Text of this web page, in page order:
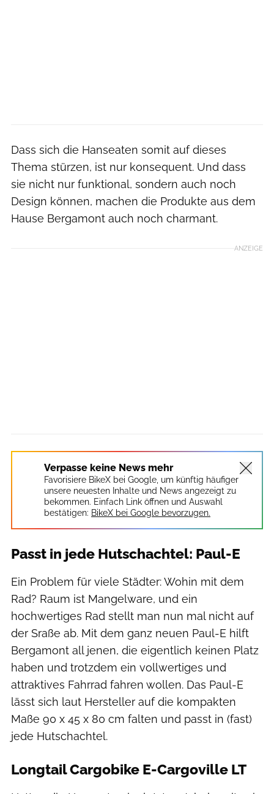
Dass sich die Hanseaten somit auf dieses
Thema stürzen, ist nur konsequent. Und dass
sie nicht nur funktional, sondern auch noch
Design können, machen die Produkte aus dem
Hause Bergamont auch noch charmant.
ANZEIGE
Verpasse keine News mehr
Favorisiere BikeX bei Google, um künftig häufiger
unsere neuesten Inhalte und News angezeigt zu
bekommen. Einfach Link öffnen und Auswahl
bestätigen: BikeX bei Google bevorzugen.
Passt in jede Hutschachtel: Paul-E
Ein Problem für viele Städter: Wohin mit dem
Rad? Raum ist Mangelware, und ein
hochwertiges Rad stellt man nun mal nicht auf
der Sraße ab. Mit dem ganz neuen Paul-E hilft
Bergamont all jenen, die eigentlich keinen Platz
haben und trotzdem ein vollwertiges und
attraktives Fahrrad fahren wollen. Das Paul-E
lässt sich laut Hersteller auf die kompakten
Maße 90 x 45 x 80 cm falten und passt in (fast)
jede Hutschachtel.
Longtail Cargobike E-Cargoville LT